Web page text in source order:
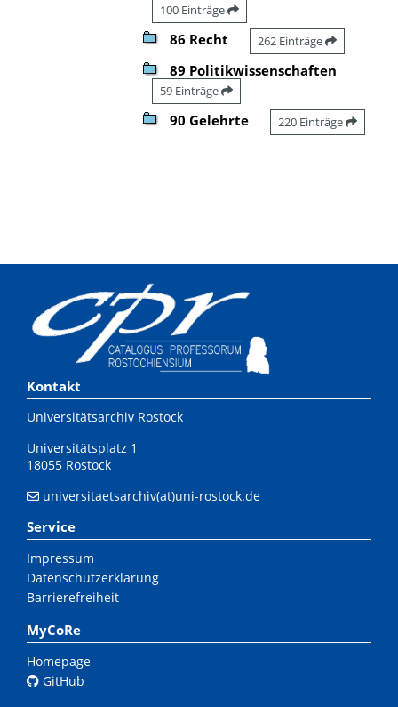
100 Einträge
86 Recht 262 Einträge
89 Politikwissenschaften
59 Einträge
90 Gelehrte 220 Einträge
Kontakt
Universitätsarchiv Rostock
Universitätsplatz 1
18055 Rostock
universitaetsarchiv(at)uni-rostock.de
Service
Impressum
Datenschutzerklärung
Barrierefreiheit
MyCoRe
Homepage
GitHub